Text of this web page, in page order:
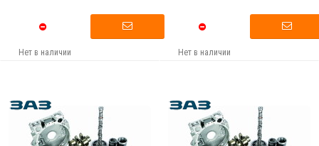
Нет в наличии Нет в наличии